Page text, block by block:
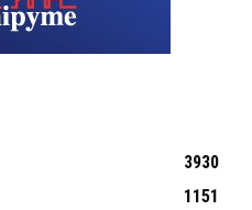
3930
1151